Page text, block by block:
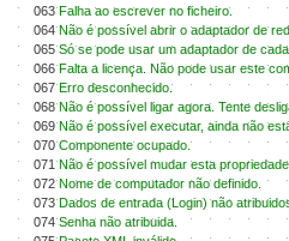
063Falha ao escrever no ficheiro.
064Não é possível abrir o adaptador de
065Só se pode usar um adaptador de cada
066Falta a licença. Não pode usar este
067Erro desconhecido.
068Não é possível ligar agora. Tente
069Não é possível executar, ainda não
070Componente ocupado.
071Não é possível mudar esta
072Nome de computador não definido.
073Dados de entrada (Login) não
074Senha não atribuida.